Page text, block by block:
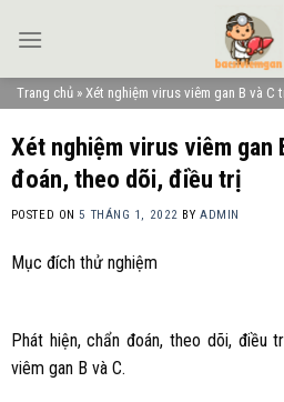
Trang chủ » Xét nghiệm virus viêm gan B và
Xét nghiệm virus viêm gan
đoán, theo dõi, điều trị
POSTED ON5 THÁNG 1, 2022 BYADMIN
Mục đích thử nghiệm
Phát hiện, chẩn đoán, theo dõi, điều
viêm gan B và C.